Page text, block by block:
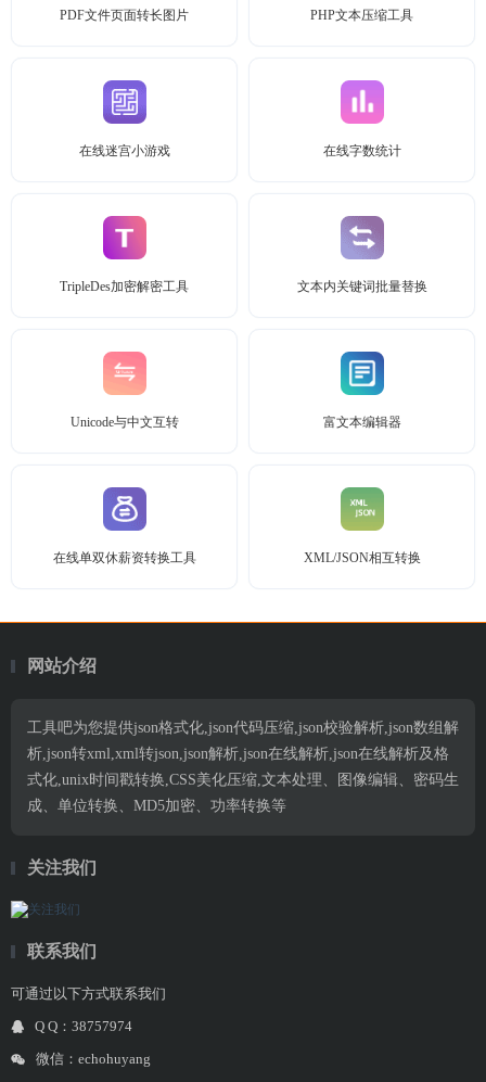
PDF文件页面转长图片 PHP文本压缩工具
在线迷宫小游戏 在线字数统计
TripleDes加密解密工具 文本内关键词批量替换
Unicode与中文互转 富文本编辑器
在线单双休薪资转换工具 XML/JSON相互转换
网站介绍
工具吧为您提供json格式化,json代码压缩,json校验解析,json数组解
析,json转xml,xml转json,json解析,json在线解析,json在线解析及格
式化,unix时间戳转换,CSS美化压缩,文本处理、图像编辑、密码生
成、单位转换、MD5加密、功率转换等
关注我们
联系我们
可通过以下方式联系我们
Q Q：38757974
微信：echohuyang